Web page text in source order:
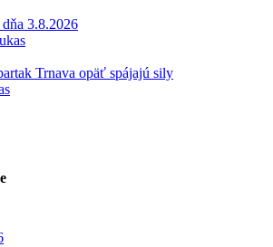
3.8.2026
Trnava opäť spájajú sily